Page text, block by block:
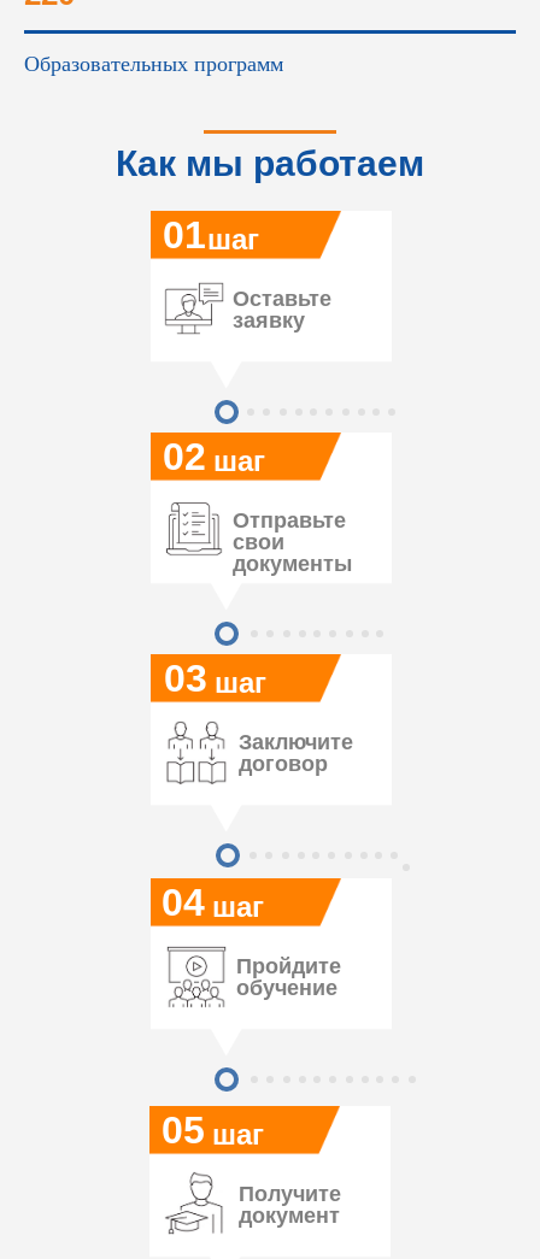
Образовательных программ
Как мы работаем
05
04
03
02
01
Оставьте
заявку
шаг
шаг
шаг
шаг
шаг
Отправьте
свои
документы
Заключите
договор
Пройдите
обучение
Получите
документ